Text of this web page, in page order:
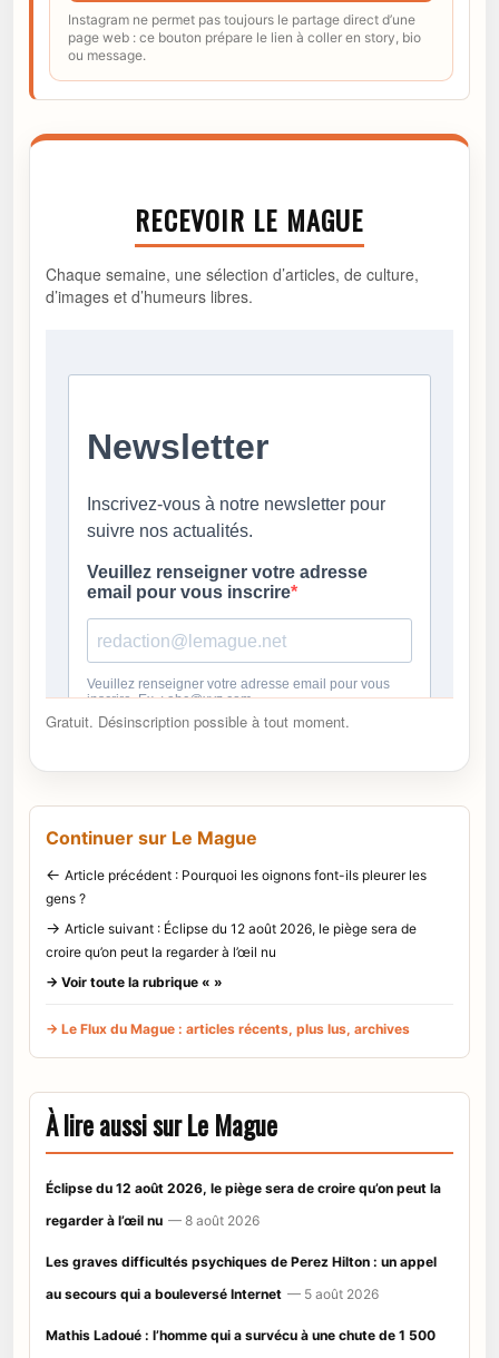
Instagram ne permet pas toujours le partage direct d’une
page web : ce bouton prépare le lien à coller en story, bio
ou message.
RECEVOIR LE MAGUE
Chaque semaine, une sélection d’articles, de culture,
d’images et d’humeurs libres.
Gratuit. Désinscription possible à tout moment.
Continuer sur Le Mague
← Article précédent : Pourquoi les oignons font-ils pleurer les
gens ?
→ Article suivant : Éclipse du 12 août 2026, le piège sera de
croire qu’on peut la regarder à l’œil nu
→ Voir toute la rubrique « »
→ Le Flux du Mague : articles récents, plus lus, archives
À lire aussi sur Le Mague
Éclipse du 12 août 2026, le piège sera de croire qu’on peut la
regarder à l’œil nu — 8 août 2026
Les graves difficultés psychiques de Perez Hilton : un appel
au secours qui a bouleversé Internet — 5 août 2026
Mathis Ladoué : l’homme qui a survécu à une chute de 1 500